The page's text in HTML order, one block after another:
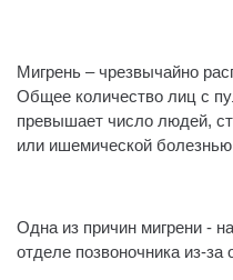
Мигрень – чрезвычайно
Общее количество лиц с
превышает число людей,
или ишемической
Одна из причин мигрени -
отделе позвоночника из-